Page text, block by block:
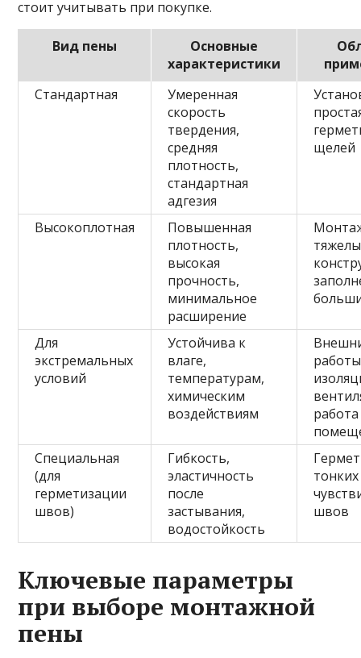
стоит учитывать при покупке.
Вид пены
Основные
характеристики
Стандартная
Умеренная
скорость
твердения,
средняя
плотность,
стандартная
адгезия
щелей
Высокоплотная
Повышенная
плотность,
высокая
прочность,
минимальное
расширение
Для
экстремальных
условий
Устойчива к
влаге,
температурам,
химическим
воздействиям
Специальная
(для
герметизации
швов)
Гибкость,
эластичность
после
застывания,
водостойкость
швов
Ключевые параметры
при выборе монтажной
пены